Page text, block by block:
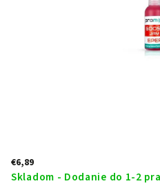
€6,89
Skladom - Dodanie do 1-2